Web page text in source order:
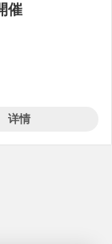
催
详情